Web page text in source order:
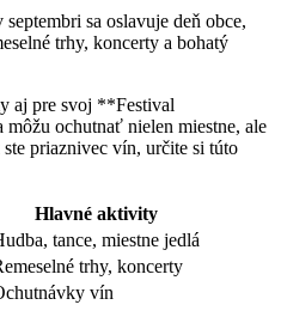
sa oslavuje deň obce,
trhy, koncerty a bohatý
aj pre svoj **Festival
ochutnať nielen miestne, ale
priaznivec vín, určite si túto
Hlavné aktivity
tance, miestne jedlá
trhy, koncerty
vín